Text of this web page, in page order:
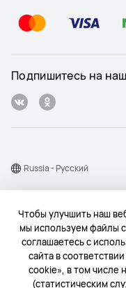
Чтобы улучшить наш
мы используем файлы
соглашаетесь с
сайта в
cookie», в том числе
(статистическим
Подпишитесь на
Условия использования
Политика
Конфиденциальность
Russia - Pусский